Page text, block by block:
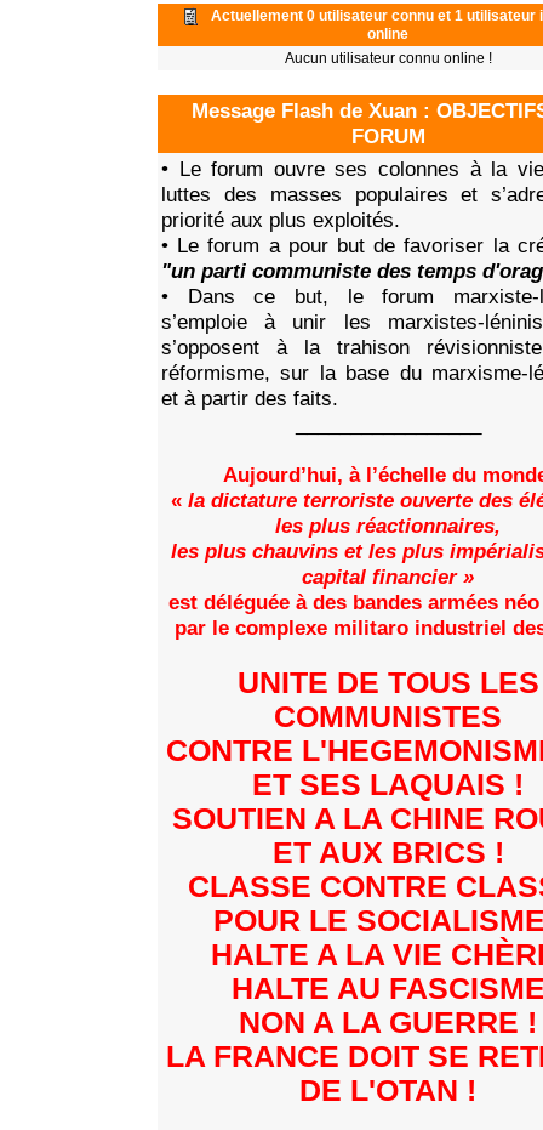
Actuellement 0 utilisateur connu et 1 utilisateur
online
Aucun utilisateur connu online !
Message Flash de Xuan :
FORUM
• Le forum ouvre ses colonnes à la
luttes des masses populaires et
priorité aux plus exploités.
• Le forum a pour but de favoriser la
"un parti communiste des temps
• Dans ce but, le forum marxiste-
s’emploie à unir les marxistes-
s’opposent à la trahison
réformisme, sur la base du marxisme-
et à partir des faits.
Aujourd’hui, à l’échelle du
«la dictature terroriste ouverte des
les plus réactionnaires,
les plus chauvins et les plus
capital financier »
est déléguée à des bandes armées
par le complexe militaro industriel
UNITE DE TOUS LES
COMMUNISTES
CONTRE
ET SES LAQUAIS !
SOUTIEN A LA CHINE
ET AUX BRICS !
CLASSE CONTRE
POUR LE
HALTE A LA VIE
HALTE AU
NON A LA GUERRE !
LA FRANCE DOIT SE
DE L'OTAN !